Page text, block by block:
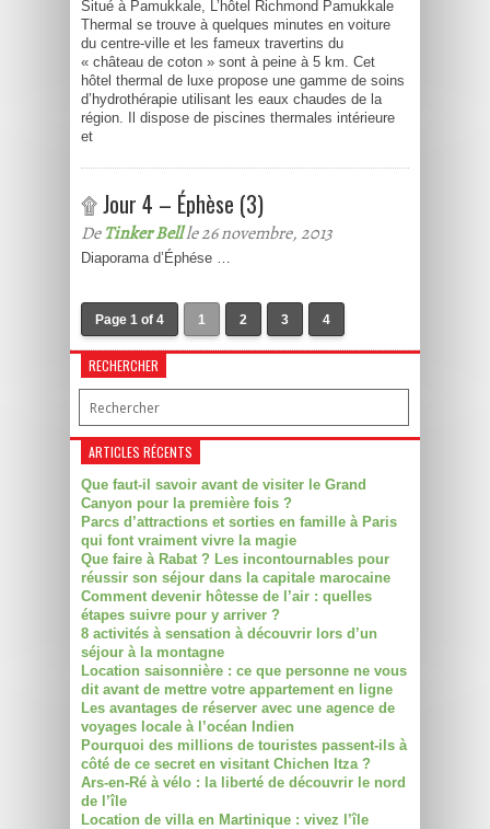
Situé à Pamukkale, L’hôtel Richmond Pamukkale
Thermal se trouve à quelques minutes en voiture
du centre-ville et les fameux travertins du
« château de coton » sont à peine à 5 km. Cet
hôtel thermal de luxe propose une gamme de soins
d’hydrothérapie utilisant les eaux chaudes de la
région. Il dispose de piscines thermales intérieure
et
۩ Jour 4 – Éphèse (3)
DeTinker Bellle 26 novembre, 2013
Diaporama d’Éphése …
Page 1 of 4 1 2 3 4
RECHERCHER
ARTICLES RÉCENTS
Que faut-il savoir avant de visiter le Grand
Canyon pour la première fois ?
Parcs d’attractions et sorties en famille à Paris
qui font vraiment vivre la magie
Que faire à Rabat ? Les incontournables pour
réussir son séjour dans la capitale marocaine
Comment devenir hôtesse de l’air : quelles
étapes suivre pour y arriver ?
8 activités à sensation à découvrir lors d’un
séjour à la montagne
Location saisonnière : ce que personne ne vous
dit avant de mettre votre appartement en ligne
Les avantages de réserver avec une agence de
voyages locale à l’océan Indien
Pourquoi des millions de touristes passent-ils à
côté de ce secret en visitant Chichen Itza ?
Ars-en-Ré à vélo : la liberté de découvrir le nord
de l’île
Location de villa en Martinique : vivez l’île